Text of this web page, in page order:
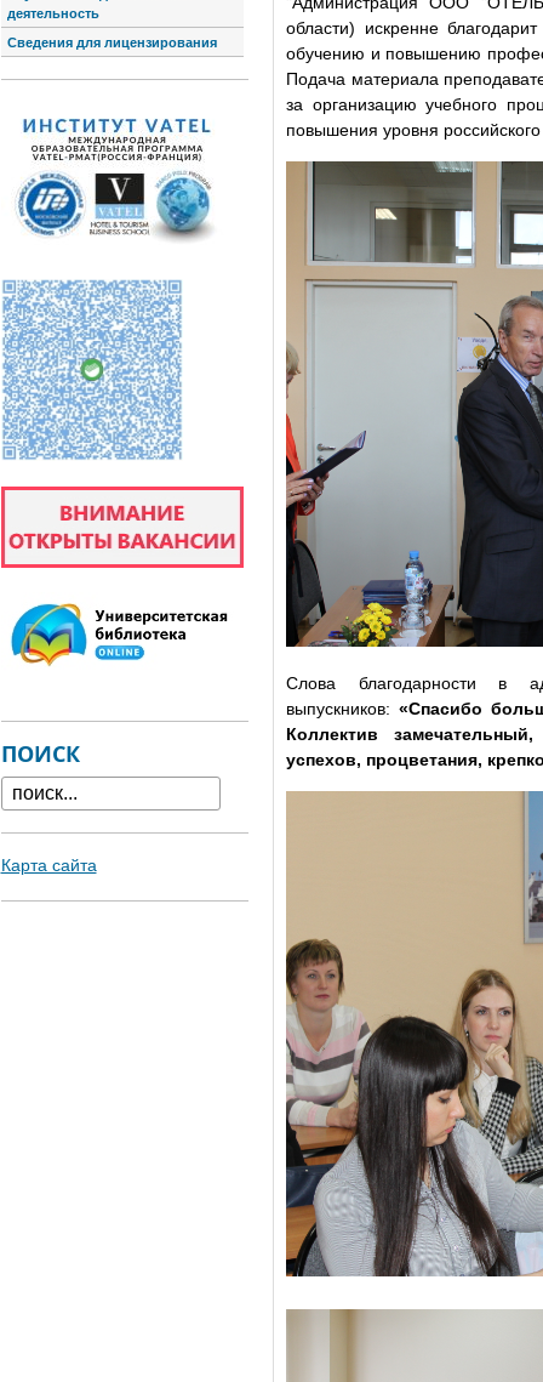
области) искренне
обучению и повышению
Подача материала
за организацию учебного
повышения уровня
Слова благодарности
выпускников:«Спасибо
Коллектив
успехов, процветания,
деятельность
Сведения для лицензирования
ПОИСК
Карта сайта